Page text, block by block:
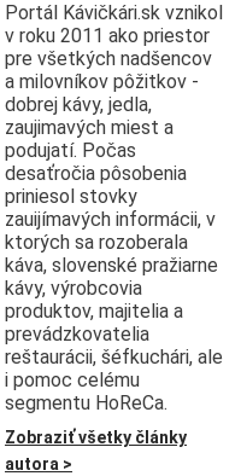
Portál Kávičkári.sk vznikol
v roku 2011 ako priestor
pre všetkých nadšencov
a milovníkov pôžitkov -
dobrej kávy, jedla,
zaujimavých miest a
podujatí. Počas
desaťročia pôsobenia
priniesol stovky
zauijímavých informácii, v
ktorých sa rozoberala
káva, slovenské pražiarne
kávy, výrobcovia
produktov, majitelia a
prevádzkovatelia
reštaurácii, šéfkuchári, ale
i pomoc celému
segmentu HoReCa.
Zobraziť všetky články
autora >